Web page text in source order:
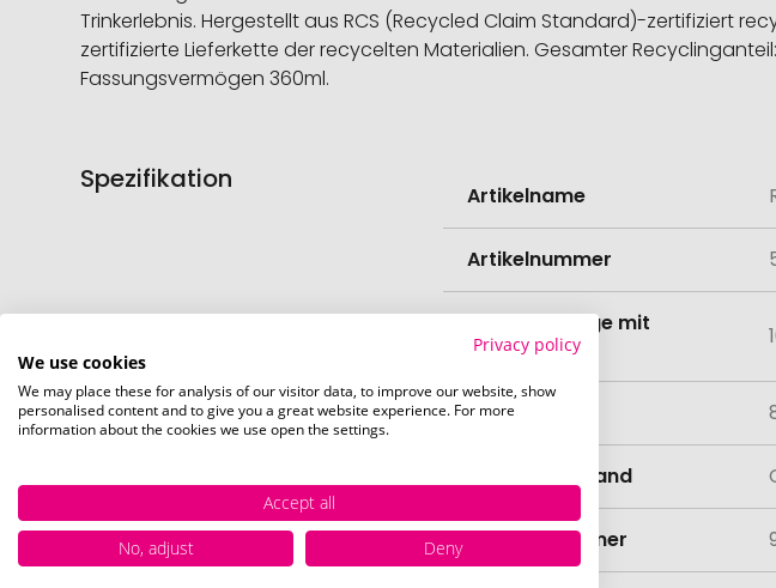
Trinkerlebnis. Hergestellt aus RCS (Recycled Claim Standard)-zertifiziert
zertifizierte Lieferkette der recycelten Materialien. Gesamter
Fassungsvermögen 360ml.
Spezifikation
Informationen
Artikelname
Artikelnummer
Mindestmenge mit
Veredelung
EAN
Herstellungsland
Zolltarifnummer
Privacy policy
We use cookies
We may place these for analysis of our visitor data, to improve our website, show
personalised content and to give you a great website experience. For more
information about the cookies we use open the settings.
Accept all
No, adjust
Deny